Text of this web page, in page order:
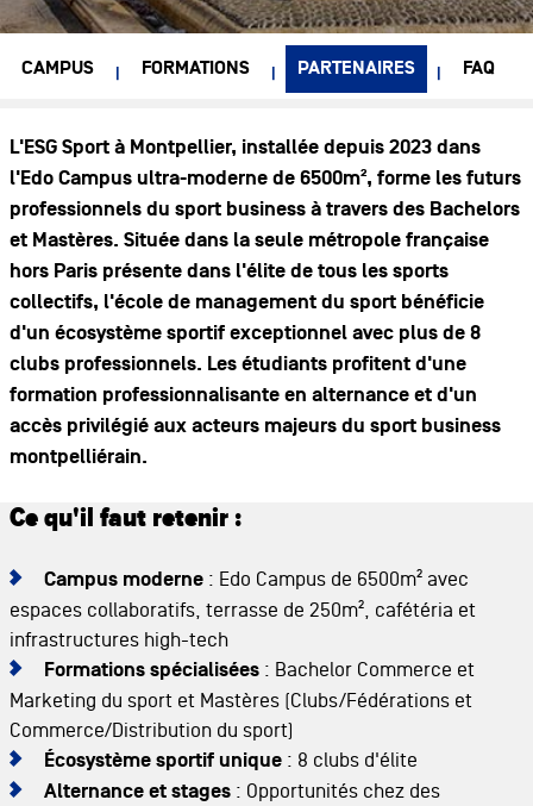
CAMPUS FORMATIONS PARTENAIRES FAQ
L'ESG Sport à Montpellier, installée depuis 2023 dans
l'Edo Campus ultra-moderne de 6500m², forme les futurs
professionnels du sport business à travers des Bachelors
et Mastères. Située dans la seule métropole française
hors Paris présente dans l'élite de tous les sports
collectifs, l'école de management du sport bénéficie
d'un écosystème sportif exceptionnel avec plus de 8
clubs professionnels. Les étudiants profitent d'une
formation professionnalisante en alternance et d'un
accès privilégié aux acteurs majeurs du sport business
montpelliérain.
Ce qu'il faut retenir :
Campus moderne: Edo Campus de 6500m² avec
espaces collaboratifs, terrasse de 250m², cafétéria et
infrastructures high-tech
Formations spécialisées: Bachelor Commerce et
Marketing du sport et Mastères (Clubs/Fédérations et
Commerce/Distribution du sport)
Écosystème sportif unique: 8 clubs d'élite
Alternance et stages: Opportunités chez des